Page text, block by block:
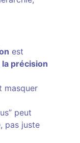
est
la précision
masquer
peut
pas juste